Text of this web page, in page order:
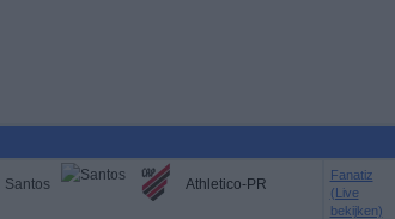
Santos Athletico-PR
Fanatiz
(Live
bekijken)